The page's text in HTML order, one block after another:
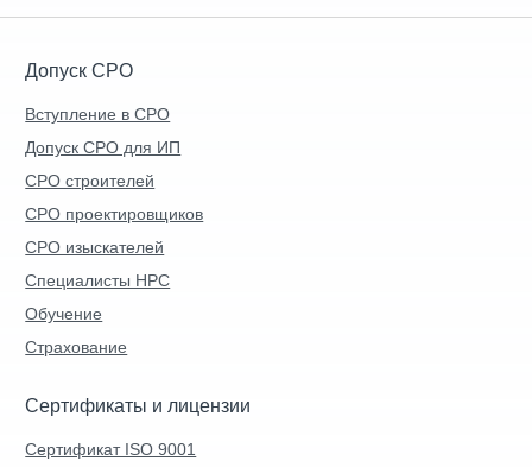
Допуск СРО
Вступление в СРО
Допуск СРО для ИП
СРО строителей
СРО проектировщиков
СРО изыскателей
Специалисты НРС
Обучение
Страхование
Сертификаты и лицензии
Сертификат ISO 9001